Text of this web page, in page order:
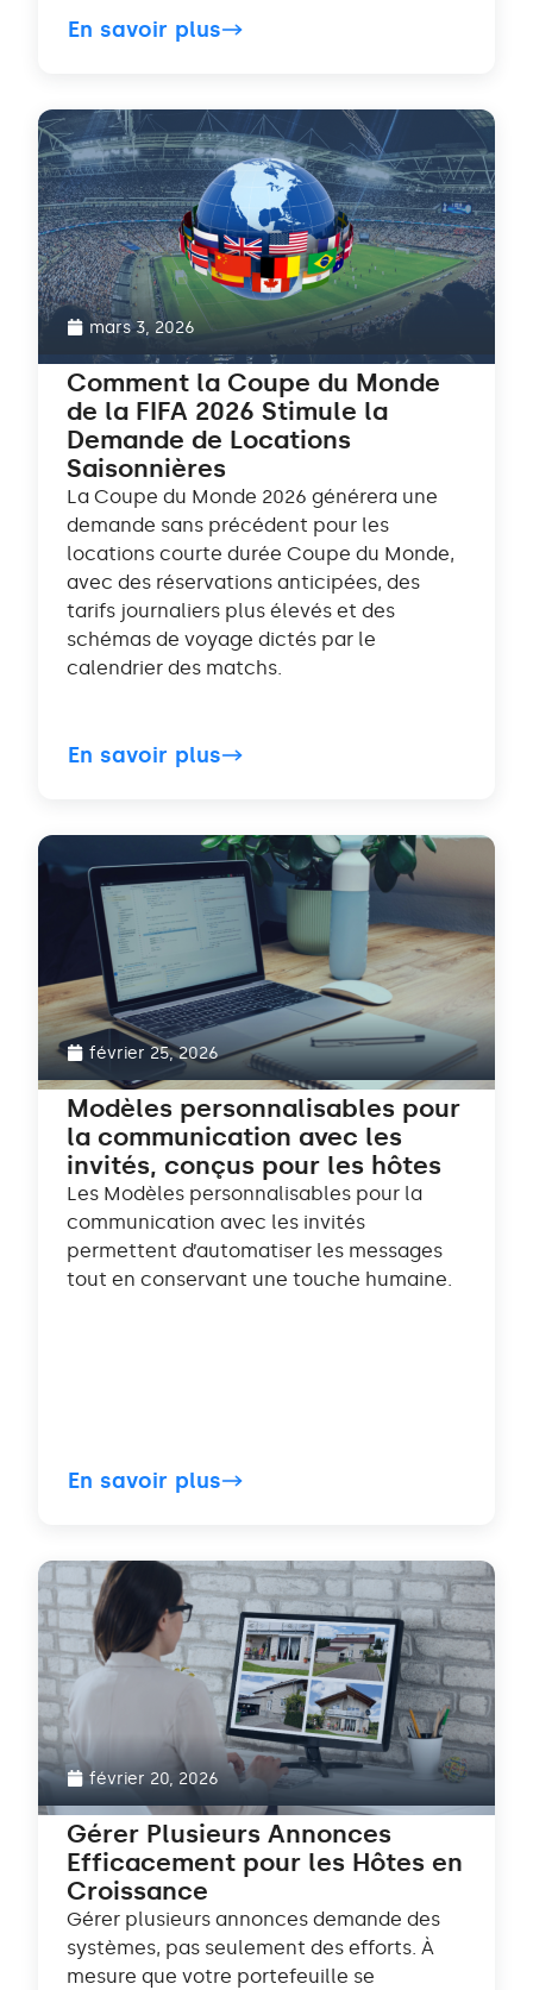
En savoir plus
mars 3, 2026
Comment la Coupe du Monde
de la FIFA 2026 Stimule la
Demande de Locations
Saisonnières
La Coupe du Monde 2026 générera une
demande sans précédent pour les
locations courte durée Coupe du Monde,
avec des réservations anticipées, des
tarifs journaliers plus élevés et des
schémas de voyage dictés par le
calendrier des matchs.
En savoir plus
février 25, 2026
Modèles personnalisables pour
la communication avec les
invités, conçus pour les hôtes
Les Modèles personnalisables pour la
communication avec les invités
permettent d’automatiser les messages
tout en conservant une touche humaine.
En savoir plus
février 20, 2026
Gérer Plusieurs Annonces
Efficacement pour les Hôtes en
Croissance
Gérer plusieurs annonces demande des
systèmes, pas seulement des efforts. À
mesure que votre portefeuille se